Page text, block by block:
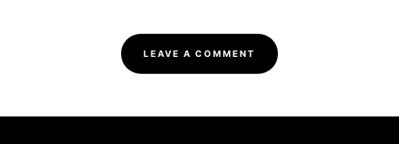
LEAVE A COMMENT